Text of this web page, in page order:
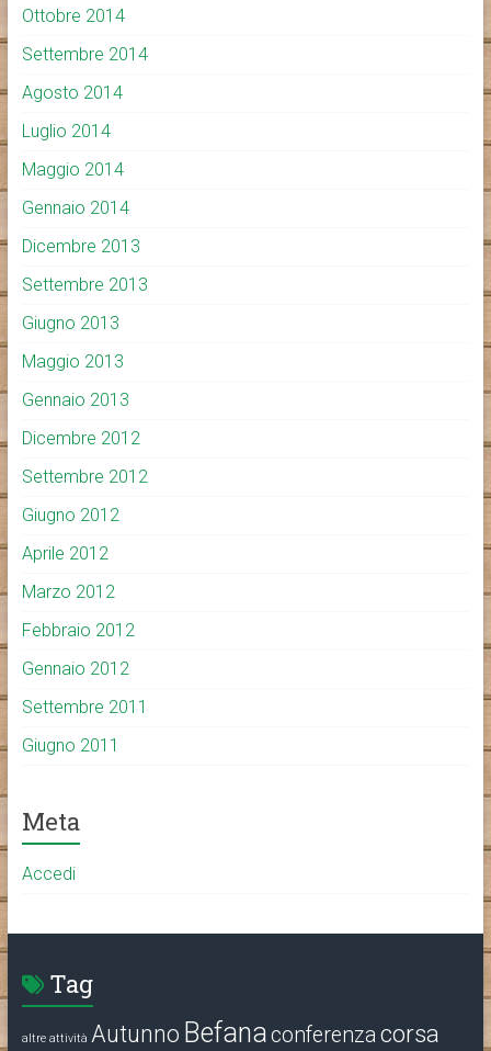
Ottobre 2014
Settembre 2014
Agosto 2014
Luglio 2014
Maggio 2014
Gennaio 2014
Dicembre 2013
Settembre 2013
Giugno 2013
Maggio 2013
Gennaio 2013
Dicembre 2012
Settembre 2012
Giugno 2012
Aprile 2012
Marzo 2012
Febbraio 2012
Gennaio 2012
Settembre 2011
Giugno 2011
Meta
Accedi
Tag
altre attività Autunno Befanaconferenzacorsa